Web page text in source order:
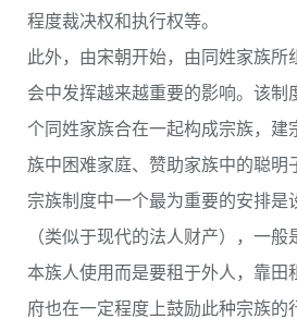
程度裁决权和执行权等。
此外，由宋朝开始，由同姓家族所
会中发挥越来越重要的影响。该制
个同姓家族合在一起构成宗族，建
族中困难家庭、赞助家族中的聪明
宗族制度中一个最为重要的安排是
（类似于现代的法人财产），一
本族人使用而是要租于外人，靠田
府也在一定程度上鼓励此种宗族的